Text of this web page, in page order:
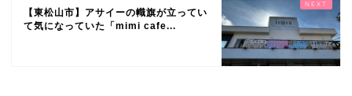
【東松山市】アサイーの幟旗が立ってい
て気になっていた「mimi cafe...